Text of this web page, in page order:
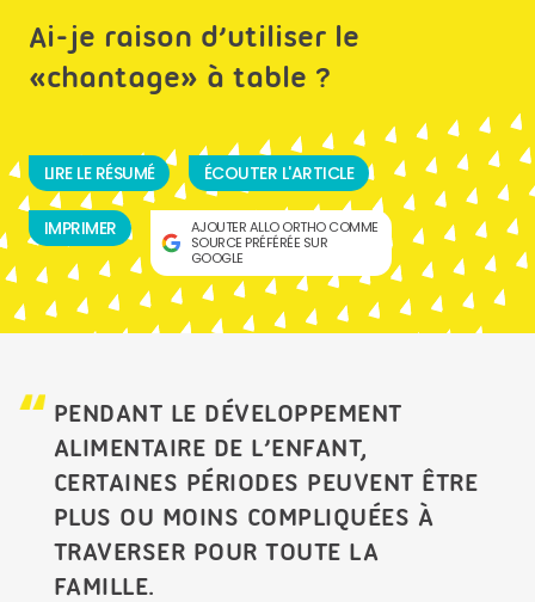
Ai-je raison d’utiliser le
«chantage» à table ?
LIRE LE RÉSUMÉ ÉCOUTER L'ARTICLE
IMPRIMER
AJOUTER ALLO ORTHO COMME
SOURCE PRÉFÉRÉE SUR
GOOGLE
PENDANT LE DÉVELOPPEMENT
ALIMENTAIRE DE L’ENFANT,
CERTAINES PÉRIODES PEUVENT ÊTRE
PLUS OU MOINS COMPLIQUÉES À
TRAVERSER POUR TOUTE LA
FAMILLE.